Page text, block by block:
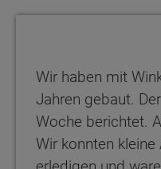
Wir haben mit
Jahren gebaut.
Woche berichtet.
Wir konnten